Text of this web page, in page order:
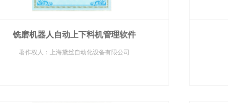
铣磨机器人自动上下料机管理软件
著作权人：上海黛丝自动化设备有限公司